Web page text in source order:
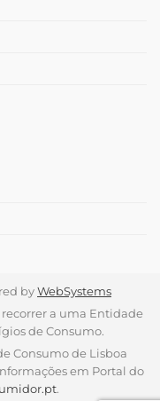
byWebSystems
a uma Entidade
de Consumo.
Consumo de Lisboa
em Portal do
.